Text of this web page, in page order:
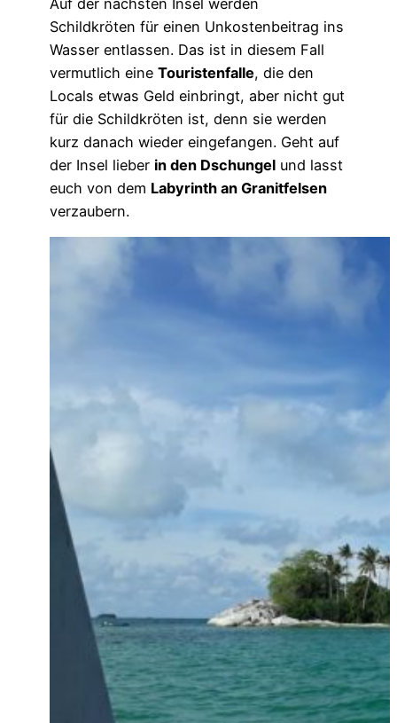
Auf der nächsten Insel werden
Schildkröten für einen Unkostenbeitrag ins
Wasser entlassen. Das ist in diesem Fall
vermutlich eine Touristenfalle, die den
Locals etwas Geld einbringt, aber nicht gut
für die Schildkröten ist, denn sie werden
kurz danach wieder eingefangen. Geht auf
der Insel lieber in den Dschungel und lasst
euch von dem Labyrinth an Granitfelsen
verzaubern.